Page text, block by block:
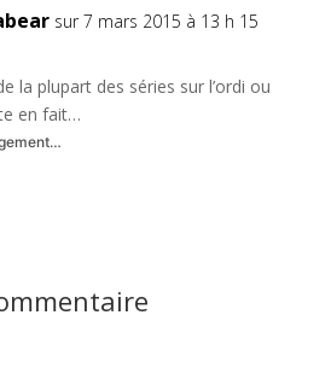
sur 7 mars 2015 à 13 h 15
la plupart des séries sur l’ordi ou
en fait…